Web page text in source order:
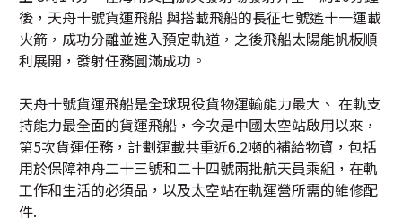
後，天舟十號貨運飛船 與搭載飛船的長征七號遙十一運載
火箭，成功分離並進入預定軌道，之後飛船太陽能帆板順
利展開，發射任務圓滿成功。
天舟十號貨運飛船是全球現役貨物運輸能力最大、 在軌支
持能力最全面的貨運飛船，今次是中國太空站啟用以來，
第5次貨運任務，計劃運載共重近6.2噸的補給物資，包括
用於保障神舟二十三號和二十四號兩批航天員乘組，在軌
工作和生活的必須品，以及太空站在軌運營所需的維修配
件.